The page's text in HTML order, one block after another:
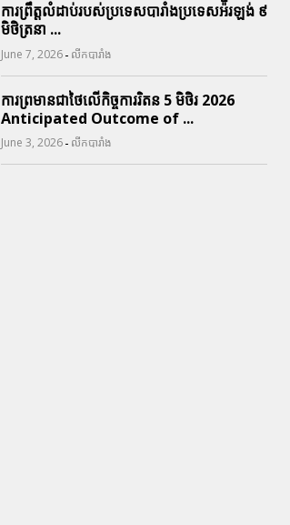
ការព្រឹត្តលំដាប់របស់ប្រទេសបារាំងប្រទេសអ៉ីរឡង់ ៩
មិថិត្រនា ...
June 7, 2026 - លីកបារាំង
ការព្រមានជាថៃលើកិច្ចការរិតន 5 មិថិរ 2026
Anticipated Outcome of ...
June 3, 2026 - លីកបារាំង